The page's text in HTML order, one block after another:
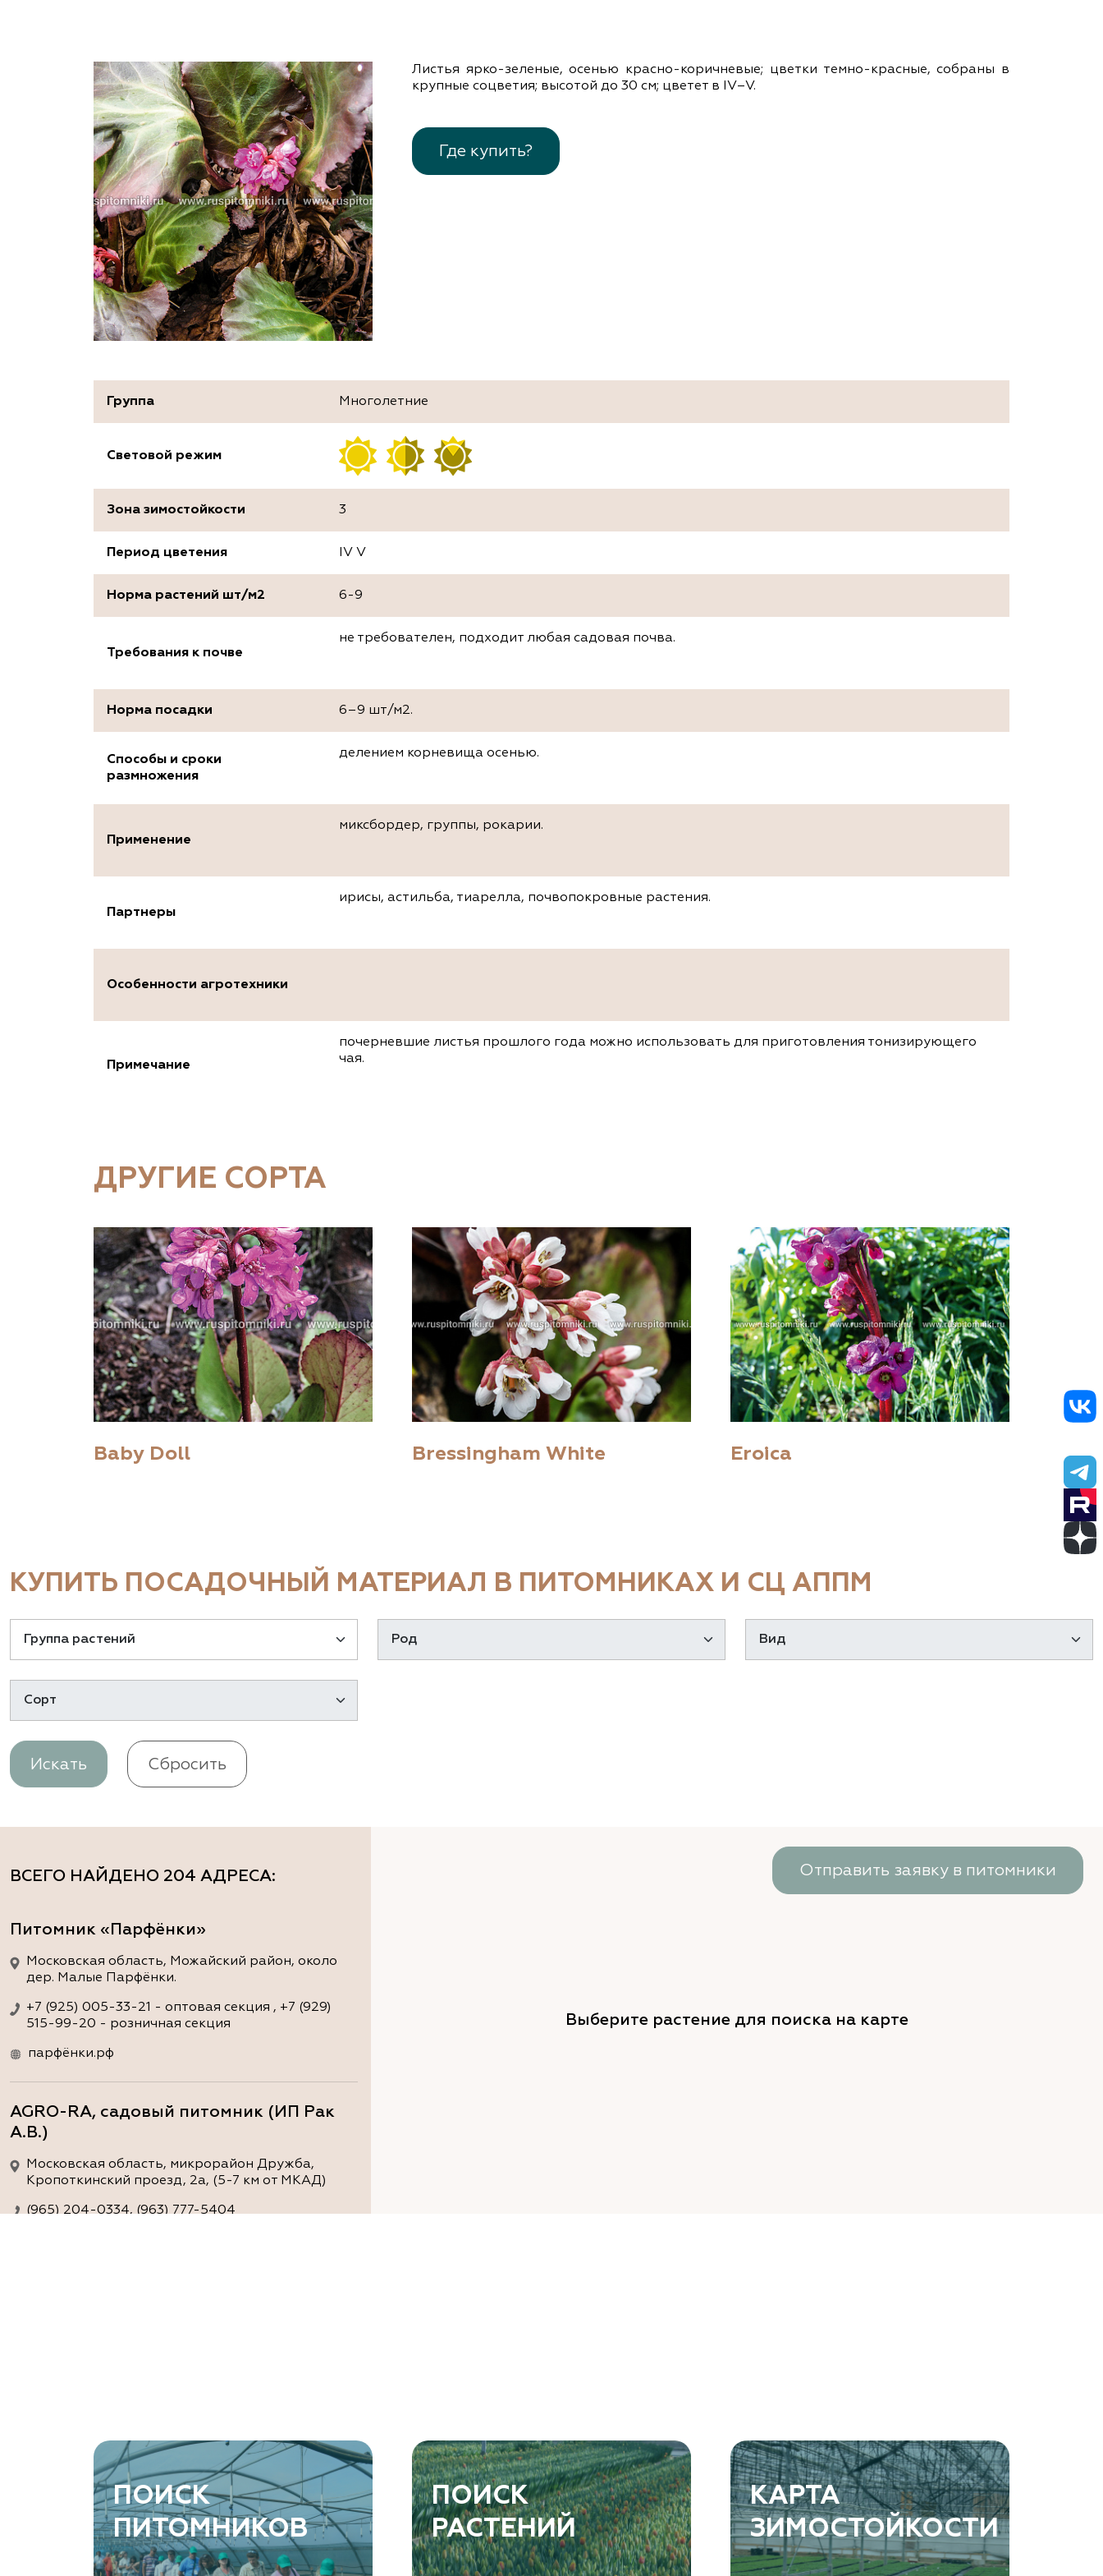
Региональные
представительстваЛистья ярко-зеленые, осенью красно-коричневые; цветки темно-красные, собраны в
крупные соцветия; высотой до 30 см; цветет в ІV–V.
Где купить?
Группа Многолетние
Световой режим
Зона зимостойкости 3
Период цветения IV V
Норма растений шт/м2 6-9
Требования к почве
не требователен, подходит любая садовая почва.
Норма посадки 6–9 шт/м2.
Способы и сроки
размножения
делением корневища осенью.
Применение
миксбордер, группы, рокарии.
Партнеры
ирисы, астильба, тиарелла, почвопокровные растения.
Особенности агротехники
Примечание
почерневшие листья прошлого года можно использовать для приготовления тонизирующего
чая.
ДРУГИЕ СОРТА
Baby Doll Bressingham White Eroica
КУПИТЬ ПОСАДОЧНЫЙ МАТЕРИАЛ В ПИТОМНИКАХ И СЦ АППМ
Искать Сбросить
ВСЕГО НАЙДЕНО 204 АДРЕСА:
Питомник «Парфёнки»
Московская область, Можайский район, около
дер. Малые Парфёнки.
+7 (925) 005-33-21 - оптовая секция , +7 (929)
515-99-20 - розничная секция
парфёнки.рф
AGRO-RA, садовый питомник (ИП Рак
А.В.)
Московская область, микрорайон Дружба,
Кропоткинский проезд, 2а, (5-7 км от МКАД)
(965) 204-0334, (963) 777-5404
ArtGreen (питомник декоративных
растений, АртГрин)
Ростовская область, Ростов-на-Дону,
Левобережная ул, дом № 37
Отправить заявку в питомники
Выберите растение для поиска на карте
ПОИСК
ПИТОМНИКОВ
ПОИСК
РАСТЕНИЙ
КАРТА
ЗИМОСТОЙКОСТИ